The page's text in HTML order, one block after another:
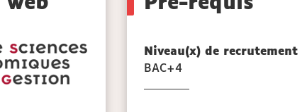
UFR
Niveau(x) de recrutement
BAC+4